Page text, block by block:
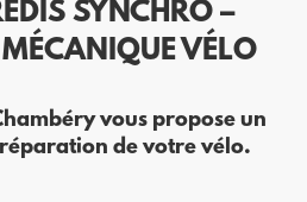
SYNCHRO –
VÉLO
vous propose un
de votre vélo.